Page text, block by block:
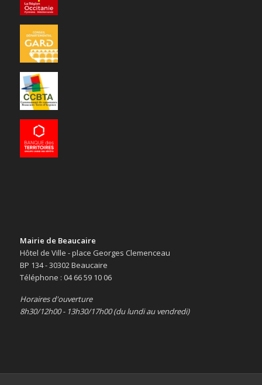
Mairie de Beaucaire
Hôtel de Ville - place Georges Clemenceau
BP 134 - 30302 Beaucaire
Téléphone : 04 66 59 10 06
Horaires d'ouverture
8h30/12h00 - 13h30/17h00 (du lundi au vendredi)